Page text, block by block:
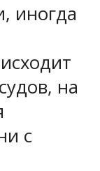
иногда
на
с